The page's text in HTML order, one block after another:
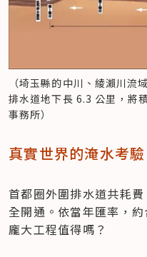
（埼玉縣的中川、綾瀨川流
排水道地下長 6.3 公里，將
事務所）
真實世界的淹水考驗
首都圈外圍排水道共耗
全開通。依當年匯率，
龐大工程值得嗎？